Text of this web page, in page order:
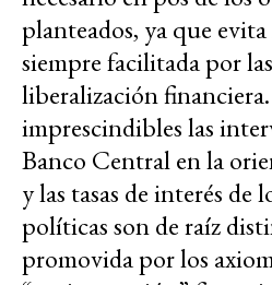
planteados, ya que
siempre facilitada por
liberalización
imprescindibles las
Banco Central en la
y las tasas de interés de
políticas son de raíz
promovida por los